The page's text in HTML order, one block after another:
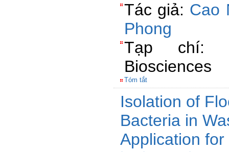
Tác giả: Cao
Phong
Tạp chí:
Biosciences
Tóm tắt
Isolation of
Bacteria in
Application